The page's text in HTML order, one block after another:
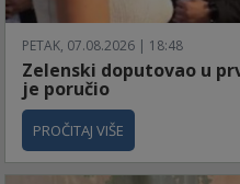
PETAK, 07.08.2026 | 18:48
Zelenski doputovao u
je poručio
PROČITAJ VIŠE